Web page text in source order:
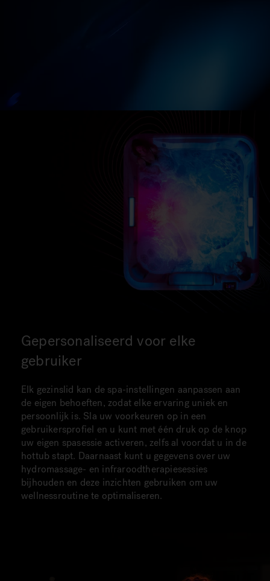
Gepersonaliseerd voor elke
gebruiker
Elk gezinslid kan de spa-instellingen aanpassen aan
de eigen behoeften, zodat elke ervaring uniek en
persoonlijk is. Sla uw voorkeuren op in een
gebruikersprofiel en u kunt met één druk op de knop
uw eigen spasessie activeren, zelfs al voordat u in de
hottub stapt. Daarnaast kunt u gegevens over uw
hydromassage- en infraroodtherapiesessies
bijhouden en deze inzichten gebruiken om uw
wellnessroutine te optimaliseren.